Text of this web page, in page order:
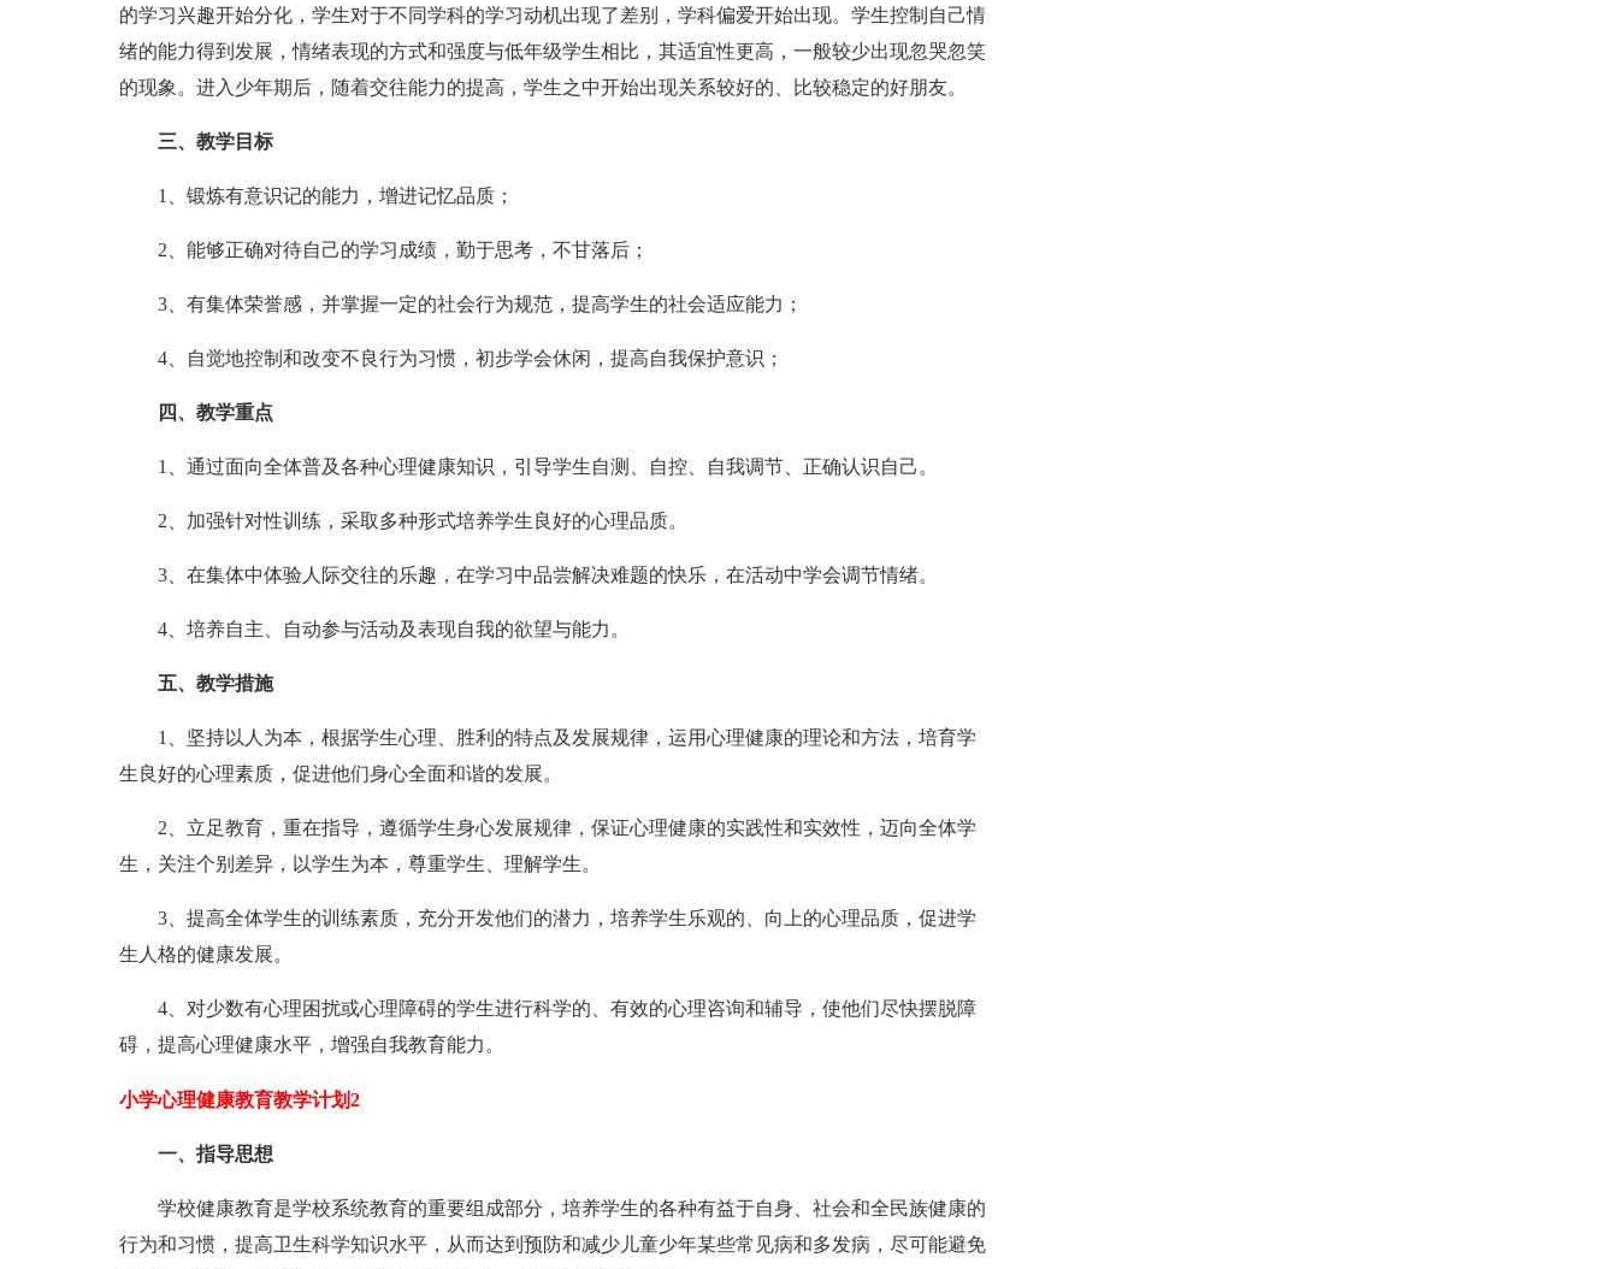
的学习兴趣开始分化，学生对于不同学科的学习动机出现了差别，学科偏爱开始出现。学生控制自己情
绪的能力得到发展，情绪表现的方式和强度与低年级学生相比，其适宜性更高，一般较少出现忽哭忽笑
的现象。进入少年期后，随着交往能力的提高，学生之中开始出现关系较好的、比较稳定的好朋友。
三、教学目标
1、锻炼有意识记的能力，增进记忆品质；
2、能够正确对待自己的学习成绩，勤于思考，不甘落后；
3、有集体荣誉感，并掌握一定的社会行为规范，提高学生的社会适应能力；
4、自觉地控制和改变不良行为习惯，初步学会休闲，提高自我保护意识；
四、教学重点
1、通过面向全体普及各种心理健康知识，引导学生自测、自控、自我调节、正确认识自己。
2、加强针对性训练，采取多种形式培养学生良好的心理品质。
3、在集体中体验人际交往的乐趣，在学习中品尝解决难题的快乐，在活动中学会调节情绪。
4、培养自主、自动参与活动及表现自我的欲望与能力。
五、教学措施
1、坚持以人为本，根据学生心理、胜利的特点及发展规律，运用心理健康的理论和方法，培育学
生良好的心理素质，促进他们身心全面和谐的发展。
2、立足教育，重在指导，遵循学生身心发展规律，保证心理健康的实践性和实效性，迈向全体学
生，关注个别差异，以学生为本，尊重学生、理解学生。
3、提高全体学生的训练素质，充分开发他们的潜力，培养学生乐观的、向上的心理品质，促进学
生人格的健康发展。
4、对少数有心理困扰或心理障碍的学生进行科学的、有效的心理咨询和辅导，使他们尽快摆脱障
碍，提高心理健康水平，增强自我教育能力。
小学心理健康教育教学计划2
一、指导思想
学校健康教育是学校系统教育的重要组成部分，培养学生的各种有益于自身、社会和全民族健康的
行为和习惯，提高卫生科学知识水平，从而达到预防和减少儿童少年某些常见病和多发病，尽可能避免